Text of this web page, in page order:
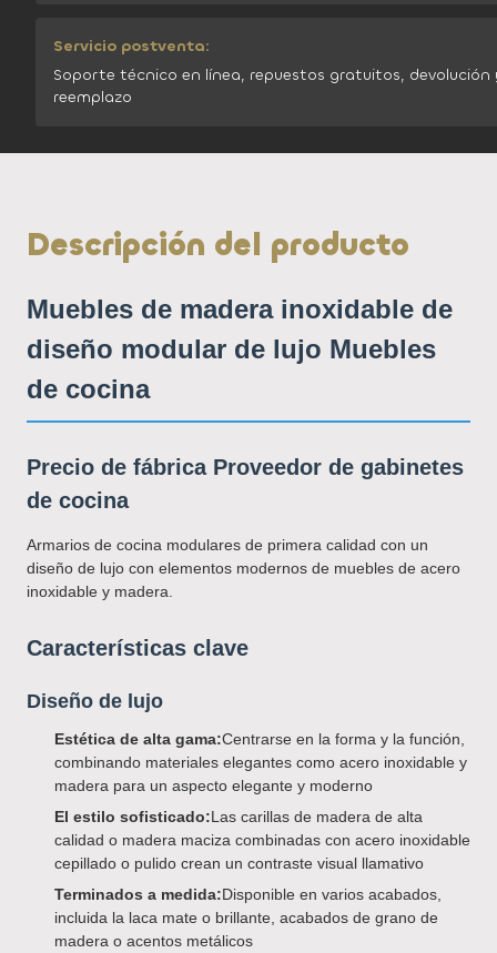
Servicio postventa:
Soporte técnico en línea, repuestos gratuitos, devolución
reemplazo
Descripción del producto
Muebles de madera inoxidable de
diseño modular de lujo Muebles
de cocina
Precio de fábrica Proveedor de gabinetes
de cocina
Armarios de cocina modulares de primera calidad con un
diseño de lujo con elementos modernos de muebles de acero
inoxidable y madera.
Características clave
Diseño de lujo
Estética de alta gama:Centrarse en la forma y la función,
combinando materiales elegantes como acero inoxidable y
madera para un aspecto elegante y moderno
El estilo sofisticado:Las carillas de madera de alta
calidad o madera maciza combinadas con acero inoxidable
cepillado o pulido crean un contraste visual llamativo
Terminados a medida:Disponible en varios acabados,
incluida la laca mate o brillante, acabados de grano de
madera o acentos metálicos